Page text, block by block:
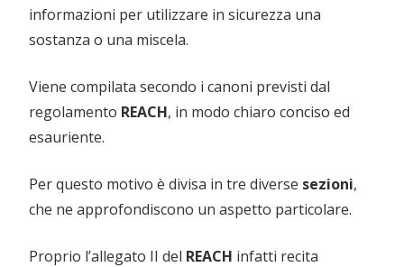
informazioni per utilizzare in sicurezza una
sostanza o una miscela.
Viene compilata secondo i canoni previsti dal
regolamento REACH, in modo chiaro conciso ed
esauriente.
Per questo motivo è divisa in tre diverse sezioni,
che ne approfondiscono un aspetto particolare.
Proprio l’allegato II del REACH infatti recita